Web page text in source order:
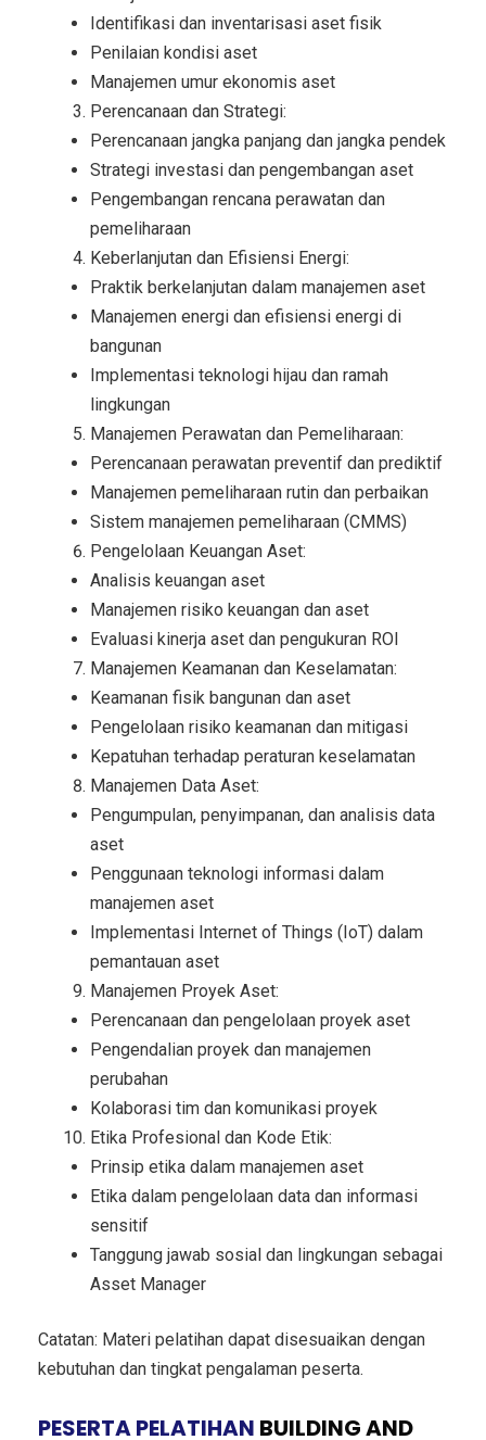
Identifikasi dan inventarisasi aset fisik
Penilaian kondisi aset
Manajemen umur ekonomis aset
Perencanaan dan Strategi:
Perencanaan jangka panjang dan jangka pendek
Strategi investasi dan pengembangan aset
Pengembangan rencana perawatan dan
pemeliharaan
Keberlanjutan dan Efisiensi Energi:
Praktik berkelanjutan dalam manajemen aset
Manajemen energi dan efisiensi energi di
bangunan
Implementasi teknologi hijau dan ramah
lingkungan
Manajemen Perawatan dan Pemeliharaan:
Perencanaan perawatan preventif dan prediktif
Manajemen pemeliharaan rutin dan perbaikan
Sistem manajemen pemeliharaan (CMMS)
Pengelolaan Keuangan Aset:
Analisis keuangan aset
Manajemen risiko keuangan dan aset
Evaluasi kinerja aset dan pengukuran ROI
Manajemen Keamanan dan Keselamatan:
Keamanan fisik bangunan dan aset
Pengelolaan risiko keamanan dan mitigasi
Kepatuhan terhadap peraturan keselamatan
Manajemen Data Aset:
Pengumpulan, penyimpanan, dan analisis data
aset
Penggunaan teknologi informasi dalam
manajemen aset
Implementasi Internet of Things (IoT) dalam
pemantauan aset
Manajemen Proyek Aset:
Perencanaan dan pengelolaan proyek aset
Pengendalian proyek dan manajemen
perubahan
Kolaborasi tim dan komunikasi proyek
Etika Profesional dan Kode Etik:
Prinsip etika dalam manajemen aset
Etika dalam pengelolaan data dan informasi
sensitif
Tanggung jawab sosial dan lingkungan sebagai
Asset Manager
Catatan: Materi pelatihan dapat disesuaikan dengan
kebutuhan dan tingkat pengalaman peserta.
PESERTA PELATIHAN BUILDING AND